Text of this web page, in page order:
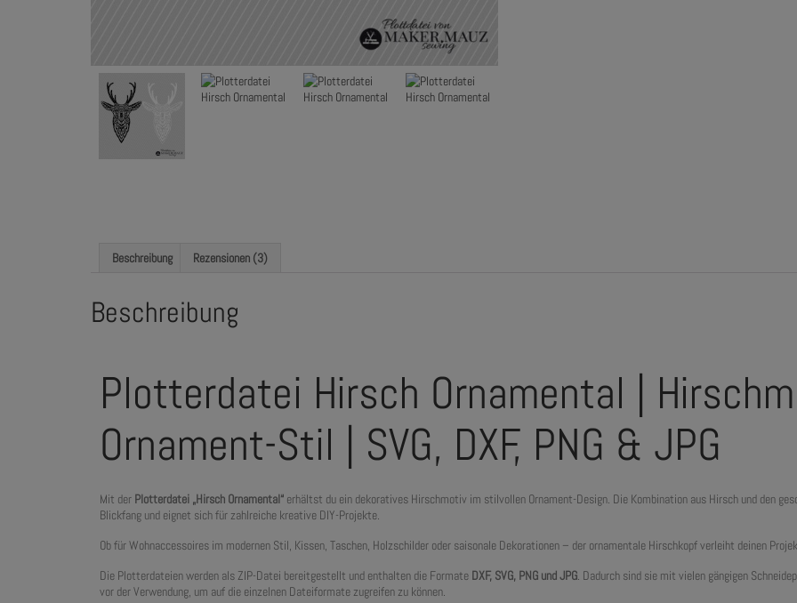
Beschreibung Rezensionen (3)
Beschreibung
Plotterdatei Hirsch Ornamental |
Ornament-Stil | SVG, DXF, PNG & JPG
Mit der Plotterdatei „Hirsch Ornamental“ erhältst du ein dekoratives Hirschmotiv im stilvollen Ornament-Design. Die Kombination aus Hirsch und den
Blickfang und eignet sich für zahlreiche kreative DIY-Projekte.
Ob für Wohnaccessoires im modernen Stil, Kissen, Taschen, Holzschilder oder saisonale Dekorationen – der ornamentale Hirschkopf verleiht deinen
Die Plotterdateien werden als ZIP-Datei bereitgestellt und enthalten die Formate DXF, SVG, PNG und JPG. Dadurch sind sie mit vielen gängigen
vor der Verwendung, um auf die einzelnen Dateiformate zugreifen zu können.